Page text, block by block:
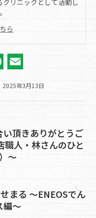
リニックとして活動し
ら
Facebook
2025年3月13日
頂きありがとうご
職人・林さんのひと
～
まる ～ENEOSでん
編～